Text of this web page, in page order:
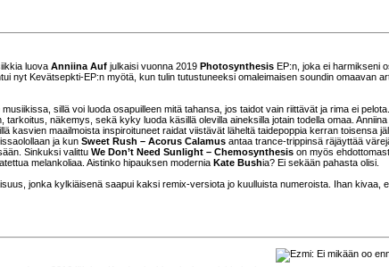
luova Anniina Auf julkaisi vuonna 2019 Photosynthesis EP:n, joka ei harmikseni
nyt Kevätsepkti-EP:n myötä, kun tulin tutustuneeksi omaleimaisen soundin omaavan
sillä voi luoda osapuilleen mitä tahansa, jos taidot vain riittävät ja rima ei pelota.
näkemys, sekä kyky luoda käsillä olevilla aineksilla jotain todella omaa. Anniina
kasvien maailmoista inspiroituneet raidat viistävät läheltä taidepoppia kerran toisensa
ja kun Sweet Rush – Acorus Calamus antaa trance-trippinsä räjäyttää
Sinkuksi valittu We Don’t Need Sunlight – Chemosynthesis on myös
melankoliaa. Aistinko hipauksen modernia Kate Bushia? Ei sekään pahasta olisi.
jonka kylkiäisenä saapui kaksi remix-versiota jo kuulluista numeroista. Ihan kivaa,